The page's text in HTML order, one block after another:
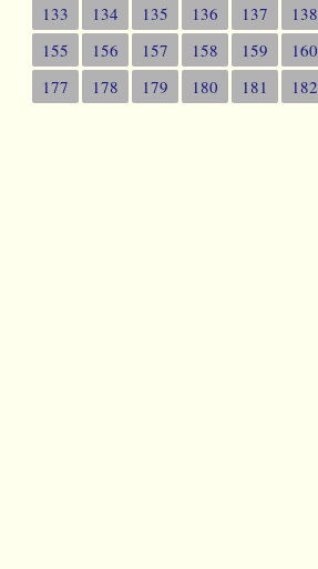
133
134 135 136 137 138
155
156 157 158 159 160
177
178 179 180 181 182